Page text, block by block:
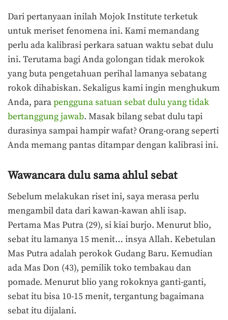
Dari pertanyaan inilah Mojok Institute terketuk
untuk meriset fenomena ini. Kami memandang
perlu ada kalibrasi perkara satuan waktu sebat dulu
ini. Terutama bagi Anda golongan tidak merokok
yang buta pengetahuan perihal lamanya sebatang
rokok dihabiskan. Sekaligus kami ingin menghukum
Anda, parapengguna satuan sebat dulu yang tidak
bertanggung jawab. Masak bilang sebat dulu tapi
durasinya sampai hampir wafat? Orang-orang seperti
Anda memang pantas ditampar dengan kalibrasi ini.
Wawancara dulu sama ahlul sebat
Sebelum melakukan riset ini, saya merasa perlu
mengambil data dari kawan-kawan ahli isap.
Pertama Mas Putra (29), si kiai burjo. Menurut blio,
sebat itu lamanya 15 menit… insya Allah. Kebetulan
Mas Putra adalah perokok Gudang Baru. Kemudian
ada Mas Don (43), pemilik toko tembakau dan
pomade. Menurut blio yang rokoknya ganti-ganti,
sebat itu bisa 10-15 menit, tergantung bagaimana
sebat itu dijalani.